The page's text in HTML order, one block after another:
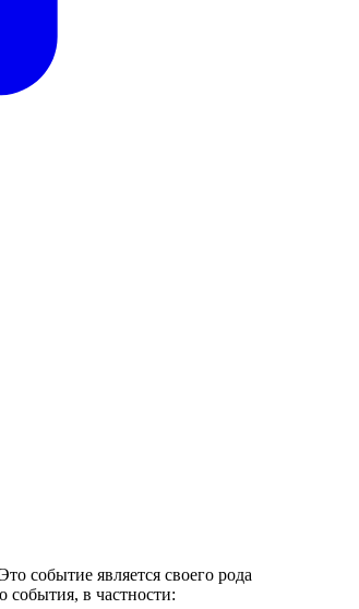
событие является своего рода
события, в частности: